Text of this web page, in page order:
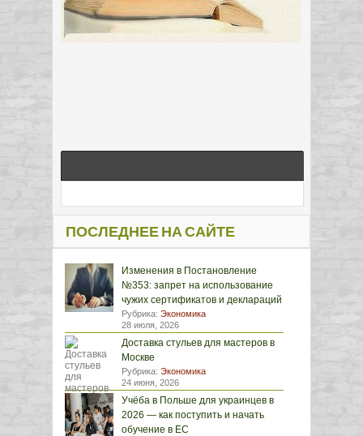
ПОСЛЕДНЕЕ НА САЙТЕ
Изменения в Постановление
№353: запрет на использование
чужих сертификатов и деклараций
Рубрика: Экономика
28 июля, 2026
Доставка стульев для мастеров в
Москве
Рубрика: Экономика
24 июня, 2026
Учёба в Польше для украинцев в
2026 — как поступить и начать
обучение в ЕС